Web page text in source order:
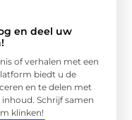
en deel uw
of verhalen met een
biedt u de
en te delen met
Schrijf samen
klinken!